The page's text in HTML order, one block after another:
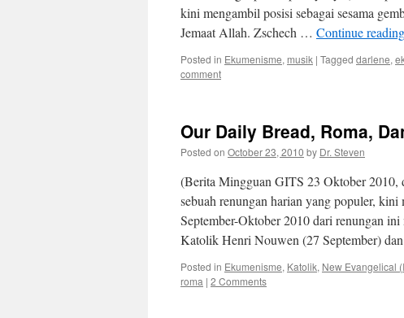
kini mengambil posisi sebagai sesama
Jemaat Allah. Zschech … Continue reading
Posted in Ekumenisme, musik | Tagged darlene,
comment
Our Daily Bread, Roma,
Posted on October 23, 2010 by Dr. Steven
(Berita Mingguan GITS 23 Oktober
sebuah renungan harian yang populer,
September-Oktober 2010 dari renungan
Katolik Henri Nouwen (27 September)
Posted in Ekumenisme, Katolik, New Evangelical
roma | 2 Comments